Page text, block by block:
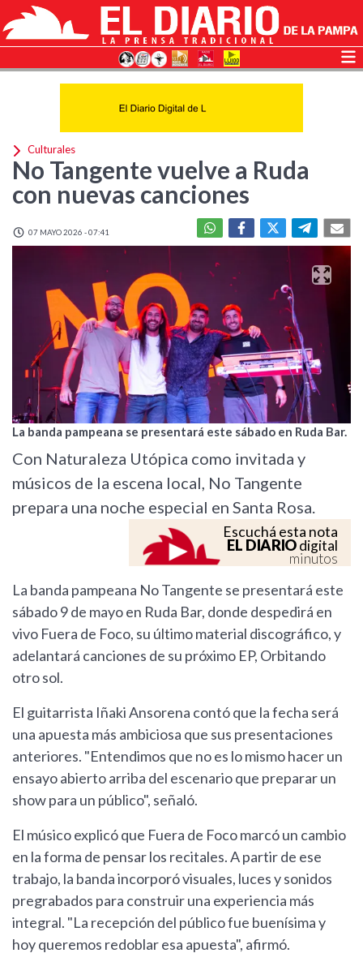
Culturales
No Tangente vuelve a Ruda
con nuevas canciones
07 MAYO 2026 - 07:41
La banda pampeana se presentará este sábado en Ruda Bar.
Con Naturaleza Utópica como invitada y
músicos de la escena local, No Tangente
prepara una noche especial en Santa Rosa.
Escuchá esta nota
EL DIARIOdigital
minutos
La banda pampeana No Tangente se presentará este
sábado 9 de mayo en Ruda Bar, donde despedirá en
vivo Fuera de Foco, su último material discográfico, y
adelantará canciones de su próximo EP, Orbitando
otro sol.
El guitarrista Iñaki Ansorena contó que la fecha será
una apuesta más ambiciosa que sus presentaciones
anteriores. "Entendimos que no es lo mismo hacer un
ensayo abierto arriba del escenario que preparar un
show para un público", señaló.
El músico explicó que Fuera de Foco marcó un cambio
en la forma de pensar los recitales. A partir de ese
trabajo, la banda incorporó visuales, luces y sonidos
pregrabados para construir una experiencia más
integral. "La recepción del público fue buenísima y
hoy queremos redoblar esa apuesta", afirmó.